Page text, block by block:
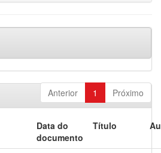
Anterior 1 Próximo
Data do
documento
Título